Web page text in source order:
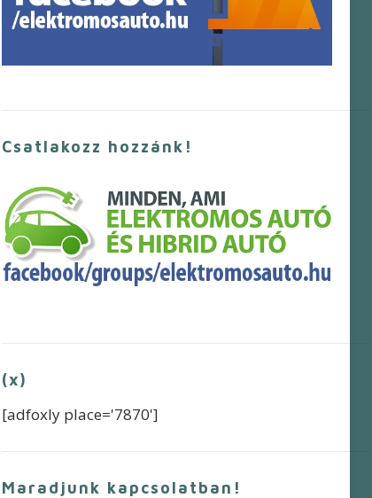
Csatlakozz hozzánk!
(x)
[adfoxly place='7870']
Maradjunk kapcsolatban!